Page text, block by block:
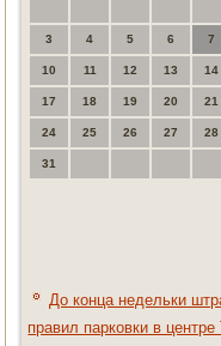
3 4 5 6 7
10 11 12 13 14
17 18 19 20 21
24 25 26 27 28
31
До конца недельки
правил парковки в